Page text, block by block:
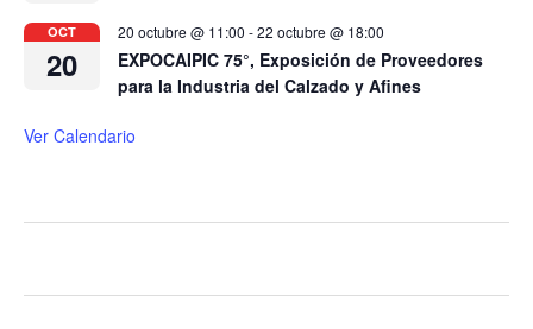
OCT
20
20 octubre @ 11:00 -22 octubre @ 18:00
EXPOCAIPIC 75°, Exposición de Proveedores
para la Industria del Calzado y Afines
Ver Calendario